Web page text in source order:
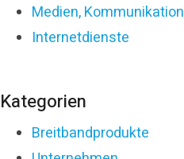
Medien, Kommunikation
Internetdienste
Kategorien
Breitbandprodukte